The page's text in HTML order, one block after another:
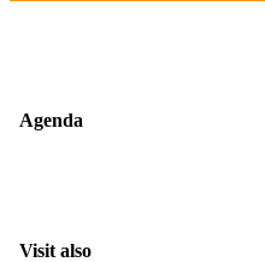
Agenda
Visit also